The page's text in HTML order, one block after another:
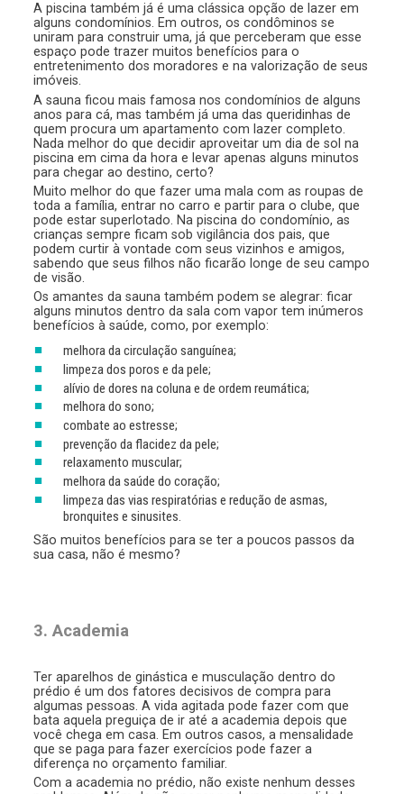
A piscina também já é uma clássica opção de lazer em
alguns condomínios. Em outros, os condôminos se
uniram para construir uma, já que perceberam que esse
espaço pode trazer muitos benefícios para o
entretenimento dos moradores e na valorização de seus
imóveis.
A sauna ficou mais famosa nos condomínios de alguns
anos para cá, mas também já uma das queridinhas de
quem procura um apartamento com lazer completo.
Nada melhor do que decidir aproveitar um dia de sol na
piscina em cima da hora e levar apenas alguns minutos
para chegar ao destino, certo?
Muito melhor do que fazer uma mala com as roupas de
toda a família, entrar no carro e partir para o clube, que
pode estar superlotado. Na piscina do condomínio, as
crianças sempre ficam sob vigilância dos pais, que
podem curtir à vontade com seus vizinhos e amigos,
sabendo que seus filhos não ficarão longe de seu campo
de visão.
Os amantes da sauna também podem se alegrar: ficar
alguns minutos dentro da sala com vapor tem inúmeros
benefícios à saúde, como, por exemplo:
melhora da circulação sanguínea;
limpeza dos poros e da pele;
alívio de dores na coluna e de ordem reumática;
melhora do sono;
combate ao estresse;
prevenção da flacidez da pele;
relaxamento muscular;
melhora da saúde do coração;
limpeza das vias respiratórias e redução de asmas,
bronquites e sinusites.
São muitos benefícios para se ter a poucos passos da
sua casa, não é mesmo?
3. Academia
Ter aparelhos de ginástica e musculação dentro do
prédio é um dos fatores decisivos de compra para
algumas pessoas. A vida agitada pode fazer com que
bata aquela preguiça de ir até a academia depois que
você chega em casa. Em outros casos, a mensalidade
que se paga para fazer exercícios pode fazer a
diferença no orçamento familiar.
Com a academia no prédio, não existe nenhum desses